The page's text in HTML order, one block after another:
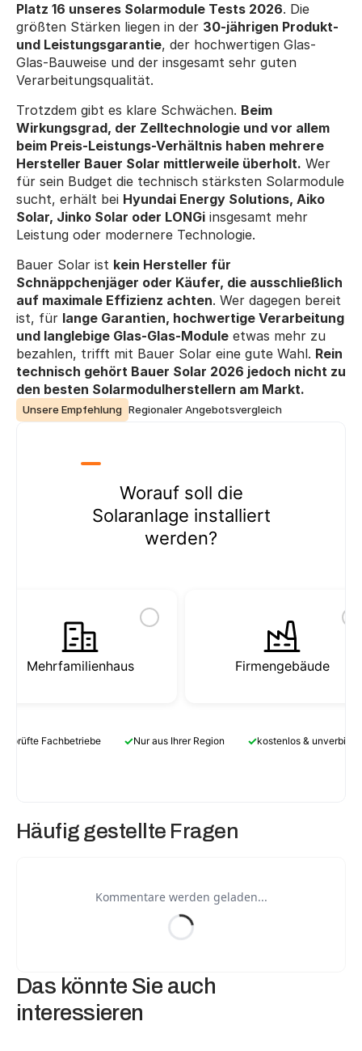
Platz 16 unseres Solarmodule Tests 2026. Die
größten Stärken liegen in der 30-jährigen Produkt-
und Leistungsgarantie, der hochwertigen Glas-
Glas-Bauweise und der insgesamt sehr guten
Verarbeitungsqualität.
Trotzdem gibt es klare Schwächen. Beim
Wirkungsgrad, der Zelltechnologie und vor allem
beim Preis-Leistungs-Verhältnis haben mehrere
Hersteller Bauer Solar mittlerweile überholt. Wer
für sein Budget die technisch stärksten Solarmodule
sucht, erhält bei Hyundai Energy Solutions, Aiko
Solar, Jinko Solar oder LONGi insgesamt mehr
Leistung oder modernere Technologie.
Bauer Solar ist kein Hersteller für
Schnäppchenjäger oder Käufer, die ausschließlich
auf maximale Effizienz achten. Wer dagegen bereit
ist, für lange Garantien, hochwertige Verarbeitung
und langlebige Glas-Glas-Module etwas mehr zu
bezahlen, trifft mit Bauer Solar eine gute Wahl. Rein
technisch gehört Bauer Solar 2026 jedoch nicht zu
den besten Solarmodulherstellern am Markt.
Unsere Empfehlung Regionaler Angebotsvergleich
Worauf soll die
Solaranlage installiert
werden?
Mehrfamilienhaus Firmengebäude
Fachbetriebe ✓Nur aus Ihrer Region ✓kostenlos &
Häufig gestellte Fragen
Kommentare werden geladen...
Das könnte Sie auch
interessieren